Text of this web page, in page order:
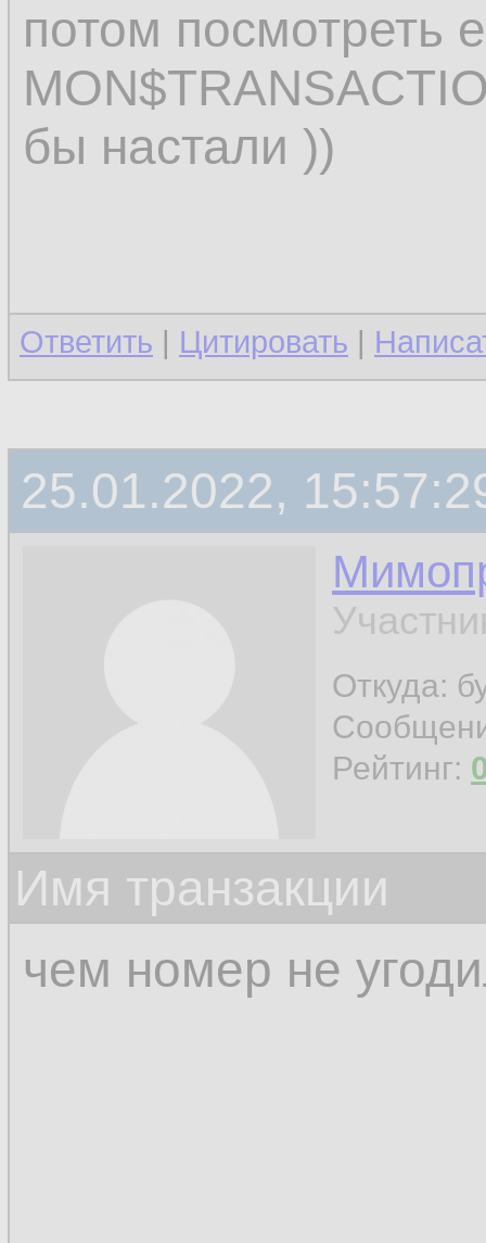
потом посмотреть
бы настали ))
Ответить | Цитировать |
25.01.2022,
Откуда:
Рейтинг:
Имя транзакции
чем номер не